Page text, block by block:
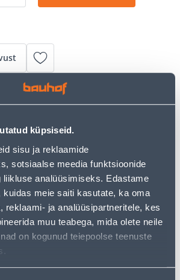
küpsiseid.
sisu ja reklaamide
sotsiaalse meedia funktsioonide
liikluse analüüsimiseks. Edastame
kuidas meie saiti kasutate, ka oma
reklaami- ja analüüsipartneritele, kes
muu teabega, mida olete neile
on kogunud teiepoolse teenuste
Maksed
Kuumakse 104.22 €